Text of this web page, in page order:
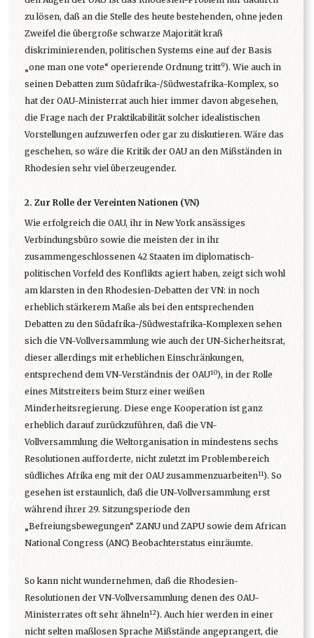
zu lösen, daß an die Stelle des heute bestehenden, ohne jeden
Zweifel die übergroße schwarze Majorität kraß
diskriminierenden, politischen Systems eine auf der Basis
„one man one vote“ operierende Ordnung tritt9). Wie auch in
seinen Debatten zum Südafrika-/Südwestafrika-Komplex, so
hat der OAU-Ministerrat auch hier immer davon abgesehen,
die Frage nach der Praktikabilität solcher idealistischen
Vorstellungen aufzuwerfen oder gar zu diskutieren. Wäre das
geschehen, so wäre die Kritik der OAU an den Mißständen in
Rhodesien sehr viel überzeugender.
2. Zur Rolle der Vereinten Nationen (VN)
Wie erfolgreich die OAU, ihr in New York ansässiges
Verbindungsbüro sowie die meisten der in ihr
zusammengeschlossenen 42 Staaten im diplomatisch-
politischen Vorfeld des Konflikts agiert haben, zeigt sich wohl
am klarsten in den Rhodesien-Debatten der VN: in noch
erheblich stärkerem Maße als bei den entsprechenden
Debatten zu den Südafrika-/Südwestafrika~Komplexen sehen
sich die VN-Vollversammlung wie auch der UN-Sicherheitsrat,
dieser allerdings mit erheblichen Einschränkungen,
entsprechend dem VN-Verständnis der OAU10), in der Rolle
eines Mitstreiters beim Sturz einer weißen
Minderheitsregierung. Diese enge Kooperation ist ganz
erheblich darauf zurückzuführen, daß die VN-
Vollversammlung die Weltorganisation in mindestens sechs
Resolutionen aufforderte, nicht zuletzt im Problembereich
südliches Afrika eng mit der OAU zusammenzuarbeiten11). So
gesehen ist erstaunlich, daß die UN-Vollversammlung erst
während ihrer 29. Sitzungsperiode den
„Befreiungsbewegungen“ ZANU und ZAPU sowie dem African
National Congress (ANC) Beobachterstatus einräumte.
So kann nicht wundernehmen, daß die Rhodesien-
Resolutionen der VN-Vollversammlung denen des OAU-
Ministerrates oft sehr ähneln12). Auch hier werden in einer
nicht selten maßlosen Sprache Mißstände angeprangert, die